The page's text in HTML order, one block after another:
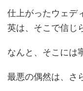
仕上がったウェデ
英は、そこで信じ
なんと、そこには
最悪の偶然は、さ